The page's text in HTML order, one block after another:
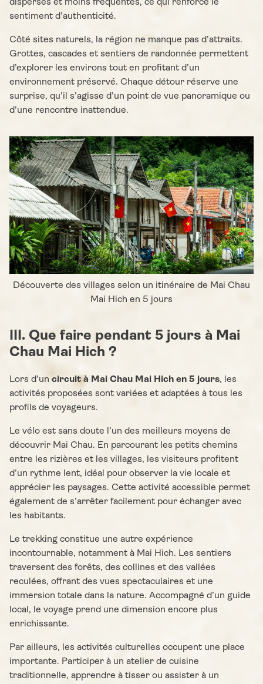
dispersés et moins fréquentés, ce qui renforce le
sentiment d’authenticité.
Côté sites naturels, la région ne manque pas d’attraits.
Grottes, cascades et sentiers de randonnée permettent
d’explorer les environs tout en profitant d’un
environnement préservé. Chaque détour réserve une
surprise, qu’il s’agisse d’un point de vue panoramique ou
d’une rencontre inattendue.
Découverte des villages selon un itinéraire de Mai Chau
Mai Hich en 5 jours
III. Que faire pendant 5 jours à Mai
Chau Mai Hich ?
Lors d’un circuit à Mai Chau Mai Hich en 5 jours, les
activités proposées sont variées et adaptées à tous les
profils de voyageurs.
Le vélo est sans doute l’un des meilleurs moyens de
découvrir Mai Chau. En parcourant les petits chemins
entre les rizières et les villages, les visiteurs profitent
d’un rythme lent, idéal pour observer la vie locale et
apprécier les paysages. Cette activité accessible permet
également de s’arrêter facilement pour échanger avec
les habitants.
Le trekking constitue une autre expérience
incontournable, notamment à Mai Hich. Les sentiers
traversent des forêts, des collines et des vallées
reculées, offrant des vues spectaculaires et une
immersion totale dans la nature. Accompagné d’un guide
local, le voyage prend une dimension encore plus
enrichissante.
Par ailleurs, les activités culturelles occupent une place
importante. Participer à un atelier de cuisine
traditionnelle, apprendre à tisser ou assister à un